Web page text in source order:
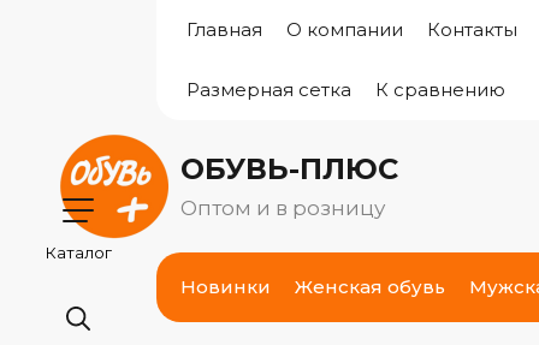
Каталог
Главная О компании Контакты
Размерная сетка К сравнению
ОБУВЬ-ПЛЮС
Оптом и в розницу
Новинки Женская обувь